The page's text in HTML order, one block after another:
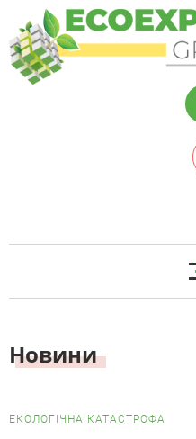
Новини
ЕКОЛОГІЧНА КАТАСТРОФА